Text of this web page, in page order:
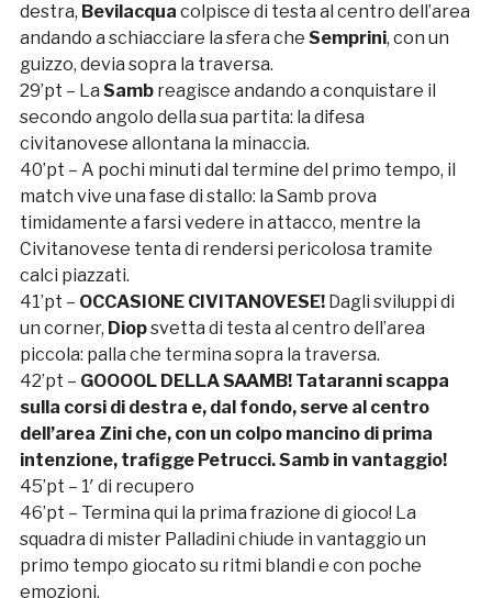
destra, Bevilacqua colpisce di testa al centro dell’area
andando a schiacciare la sfera che Semprini, con un
guizzo, devia sopra la traversa.
29’pt – La Sambreagisce andando a conquistare il
secondo angolo della sua partita: la difesa
civitanovese allontana la minaccia.
40’pt – A pochi minuti dal termine del primo tempo, il
match vive una fase di stallo: la Samb prova
timidamente a farsi vedere in attacco, mentre la
Civitanovese tenta di rendersi pericolosa tramite
calci piazzati.
41’pt – OCCASIONE CIVITANOVESE!Dagli sviluppi di
un corner, Diopsvetta di testa al centro dell’area
piccola: palla che termina sopra la traversa.
42’pt – GOOOOL DELLA SAAMB! Tataranni scappa
sulla corsi di destra e, dal fondo, serve al centro
dell’area Zini che, con un colpo mancino di prima
intenzione, trafigge Petrucci. Samb in vantaggio!
45’pt – 1′ di recupero
46’pt – Termina qui la prima frazione di gioco! La
squadra di mister Palladini chiude in vantaggio un
primo tempo giocato su ritmi blandi e con poche
emozioni.